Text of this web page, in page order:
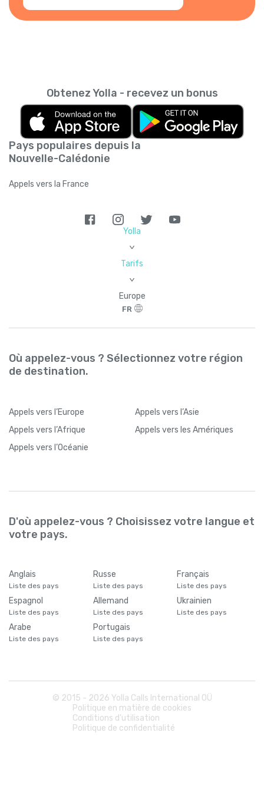
Pays populaires depuis la
Nouvelle-Calédonie
Appels vers la France
Obtenez Yolla - recevez un bonus
Yolla
>
Tarifs
>
Europe
FR
Où appelez-vous ? Sélectionnez votre région
de destination.
Appels vers l’Europe Appels vers l’Asie
Appels vers l’Afrique Appels vers les Amériques
Appels vers l’Océanie
D'où appelez-vous ? Choisissez votre langue et
votre pays.
Anglais
Liste des pays
Russe
Liste des pays
Français
Liste des pays
Espagnol
Liste des pays
Allemand
Liste des pays
Ukrainien
Liste des pays
Arabe
Liste des pays
Portugais
Liste des pays
© 2015 - 2026 Yolla Calls International OÜ
Politique en matière de cookies
Conditions d'utilisation
Politique de confidentialité